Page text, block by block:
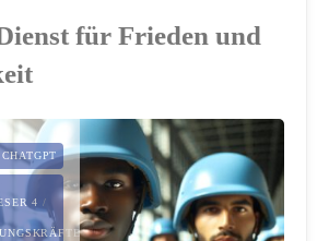
für Frieden und
4 /